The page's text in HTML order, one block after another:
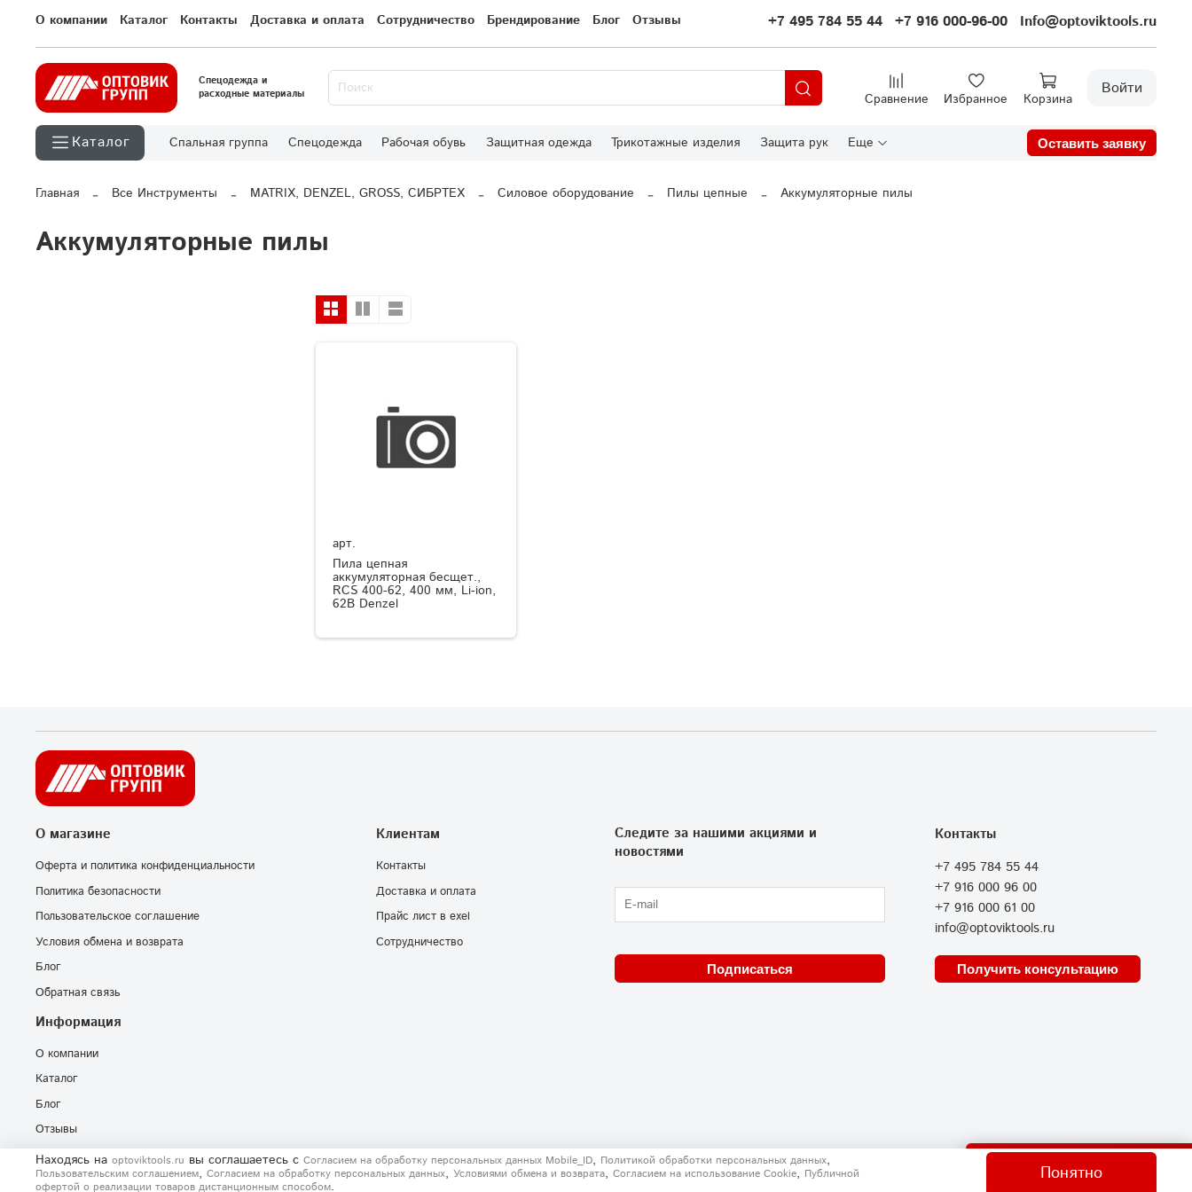
О компании Каталог Контакты Доставка и оплата Сотрудничество Брендирование Блог Отзывы +7 495 784 55 44 +7 916 000-96-00 Info@optoviktools.ru
Спецодежда и
расходные материалы
Сравнение Избранное Корзина
Войти
Каталог Спальная группа Спецодежда Рабочая обувь Защитная одежда Трикотажные изделия Защита рук Еще Оставить заявку
Главная Все Инструменты MATRIX, DENZEL, GROSS, СИБРТЕХ Силовое оборудование Пилы цепные Аккумуляторные пилы
Аккумуляторные пилы
арт.
Пила цепная
аккумуляторная бесщет.,
RCS 400-62, 400 мм, Li-ion,
62В Denzel
О магазине
Оферта и политика конфиденциальности
Политика безопасности
Пользовательское соглашение
Условия обмена и возврата
Блог
Обратная связь
Клиентам
Контакты
Доставка и оплата
Прайс лист в exel
Сотрудничество
Информация
О компании
Каталог
Блог
Отзывы
Контакты
+7 495 784 55 44
+7 916 000 96 00
+7 916 000 61 00
info@optoviktools.ru
Получить консультацию
Следите за нашими акциями и
новостями
Подписаться
Находясь на optoviktools.ru вы соглашаетесь с Согласием на обработку персональных данных Mobile_ID, Политикой обработки персональных данных,
Пользовательским соглашением, Согласием на обработку персональных данных, Условиями обмена и возврата, Согласием на использование Сookie, Публичной
офертой о реализации товаров дистанционным способом.
Понятно
Отправить нам сообщение